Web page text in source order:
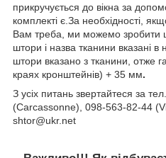
прикручується до вікна за
комплекті є.За необхідності,
Вам треба, ми можемо зробити
штори і назва тканини вказані в
штори вказано з тканини, отже
краях кронштейнів) + 35 мм.
З усіх питань звертайтеся за
(Carcassonne), 098-563-82-44
shtor@ukr.net